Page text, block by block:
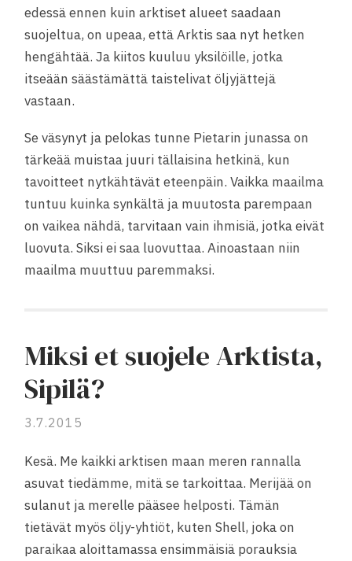
edessä ennen kuin arktiset alueet saadaan
suojeltua, on upeaa, että Arktis saa nyt hetken
hengähtää. Ja kiitos kuuluu yksilöille, jotka
itseään säästämättä taistelivat öljyjättejä
vastaan.
Se väsynyt ja pelokas tunne Pietarin junassa on
tärkeää muistaa juuri tällaisina hetkinä, kun
tavoitteet nytkähtävät eteenpäin. Vaikka maailma
tuntuu kuinka synkältä ja muutosta parempaan
on vaikea nähdä, tarvitaan vain ihmisiä, jotka eivät
luovuta. Siksi ei saa luovuttaa. Ainoastaan niin
maailma muuttuu paremmaksi.
Miksi et suojele Arktista,
Sipilä?
3.7.2015
Kesä. Me kaikki arktisen maan meren rannalla
asuvat tiedämme, mitä se tarkoittaa. Merijää on
sulanut ja merelle pääsee helposti. Tämän
tietävät myös öljy-yhtiöt, kuten Shell, joka on
paraikaa aloittamassa ensimmäisiä porauksia